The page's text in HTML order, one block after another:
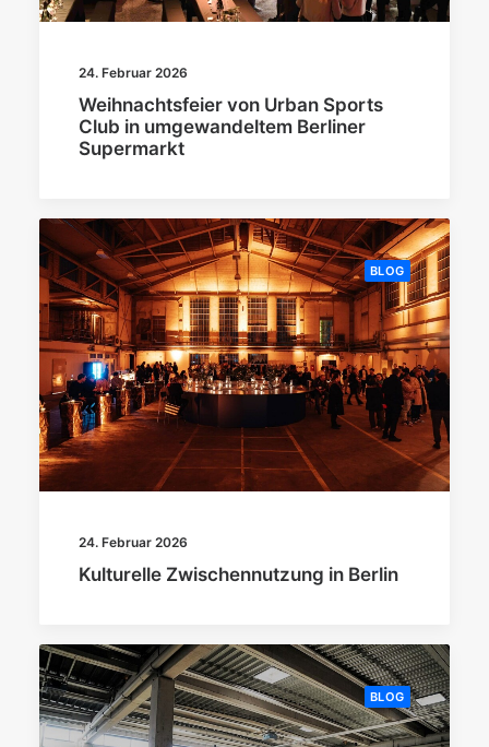
24. Februar 2026
Weihnachtsfeier von Urban Sports
Club in umgewandeltem Berliner
Supermarkt
BLOG
24. Februar 2026
Kulturelle Zwischennutzung in Berlin
BLOG